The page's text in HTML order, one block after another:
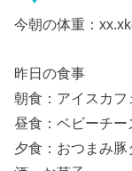
今朝の体重：
昨日の食事
朝食：アイスカフ
昼食：ベビーチ
夕食：おつまみ豚